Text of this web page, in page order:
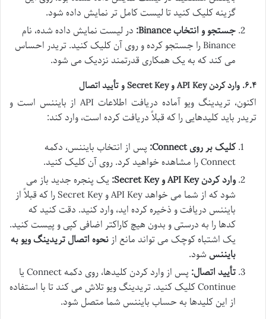
گزینه کلیک کنید تا لیست کامل تر نمایش داده شود.
جستجو و انتخاب Binance:
در لیست نمایش داده شده، نام
Binance را جستجو کرده و روی آن کلیک کنید. تریدر احساس
می کند که به یک همکاری قدرتمند نزدیک می شود.
۶.۴. وارد کردن API Key و Secret Key و تأیید اتصال
اکنون، تریدینگ ویو آماده دریافت اطلاعات API از بایننس است و
تریدر باید کلیدهایی را که قبلاً دریافت کرده است، وارد کند:
کلیک بر روی Connect:
پس از انتخاب بایننس، دکمه
Connect را مشاهده خواهید کرد. روی آن کلیک کنید.
وارد کردن API Key و Secret Key:
یک پنجره جدید باز می
شود که از شما می خواهد API Key و Secret Key را که قبلاً از
بایننس دریافت و ذخیره کرده اید، وارد کنید. دقت کنید که
کدها را به درستی و بدون هیچ کاراکتر اضافی کپی و پیست کنید.
یک اشتباه کوچک می تواند مانع ازنحوه اتصال تریدینگ ویو به
بایننسشود.
تأیید اتصال:
پس از وارد کردن کلیدها، روی دکمه Connect یا
Continue کلیک کنید. تریدینگ ویو تلاش می کند تا با استفاده
از این کلیدها به حساب بایننس شما متصل شود.